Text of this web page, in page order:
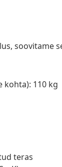
soovitame
kohta): 110 kg
teras